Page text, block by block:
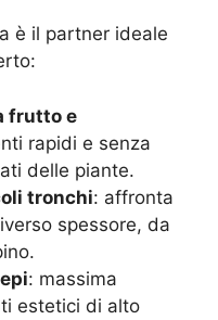
è il partner ideale
frutto e
rapidi e senza
delle piante.
tronchi: affronta
spessore, da
: massima
estetici di alto